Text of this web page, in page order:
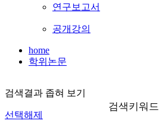
연구보고서
공개강의
home
학위논문
검색결과 좁혀 보기
선택해제
검색키워드